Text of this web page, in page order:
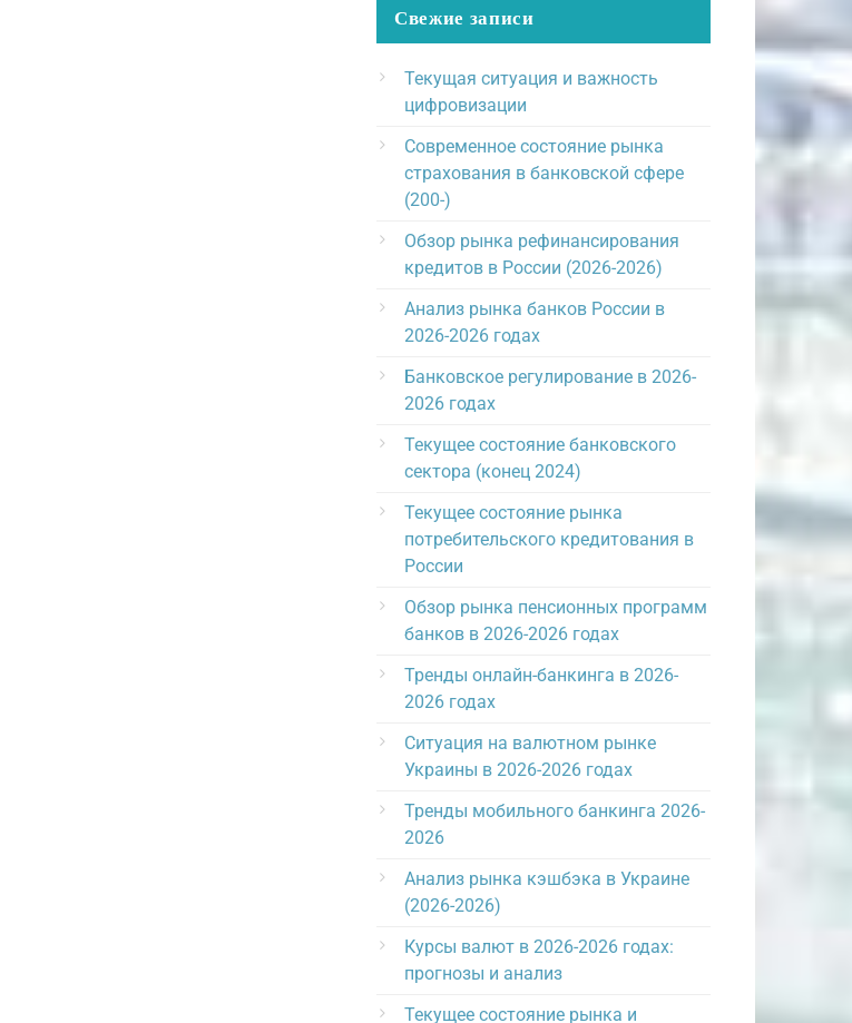
Свежие записи
Текущая ситуация и важность
цифровизации
Современное состояние рынка
страхования в банковской сфере
(200-)
Обзор рынка рефинансирования
кредитов в России (2026-2026)
Анализ рынка банков России в
2026-2026 годах
Банковское регулирование в 2026-
2026 годах
Текущее состояние банковского
сектора (конец 2024)
Текущее состояние рынка
потребительского кредитования в
России
Обзор рынка пенсионных программ
банков в 2026-2026 годах
Тренды онлайн-банкинга в 2026-
2026 годах
Ситуация на валютном рынке
Украины в 2026-2026 годах
Тренды мобильного банкинга 2026-
2026
Анализ рынка кэшбэка в Украине
(2026-2026)
Курсы валют в 2026-2026 годах:
прогнозы и анализ
Текущее состояние рынка и